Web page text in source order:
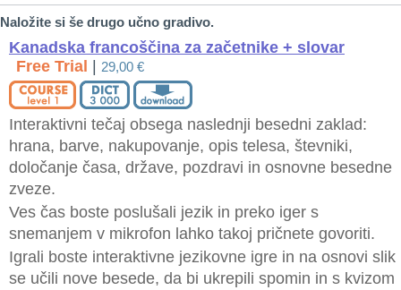
Naložite si še drugo učno gradivo.
Kanadska francoščina za začetnike + slovar
Free Trial
29,00 €
Interaktivni tečaj obsega naslednji besedni zaklad:
hrana, barve, nakupovanje, opis telesa, števniki,
določanje časa, države, pozdravi in osnovne besedne
zveze.
Ves čas boste poslušali jezik in preko iger s
snemanjem v mikrofon lahko takoj pričnete govoriti.
Igrali boste interaktivne jezikovne igre in na osnovi slik
se učili nove besede, da bi ukrepili spomin in s kvizom